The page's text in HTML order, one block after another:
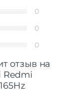
0
0
0
отзыв на
Redmi